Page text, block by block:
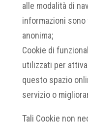
alle modalità di
informazioni
anonima;
Cookie di
utilizzati per
questo spazio
servizio o
Tali Cookie non